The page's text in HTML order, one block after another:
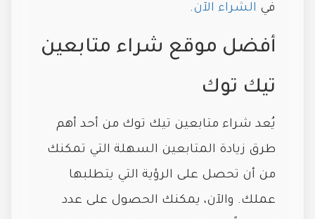
في الشراء الآن.
أفضل موقع شراء متابعين
تيك توك
يُعد شراء متابعين تيك توك من أحد أهم
طرق زيادة المتابعين السهلة التي تمكنك
من أن تحصل على الرؤية التي يتطلبها
عملك. والآن، يمكنك الحصول على عدد